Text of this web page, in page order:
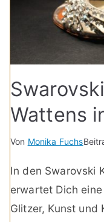
Wattens
Von Monika Fuchs
In den Swarovski
erwartet Dich
Glitzer, Kunst und